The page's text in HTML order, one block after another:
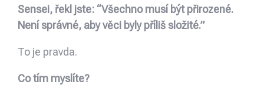
Sensei, řekl jste: “Všechno musí být přirozené.
Není správné, aby věci byly příliš složité.”
To je pravda.
Co tím myslíte?